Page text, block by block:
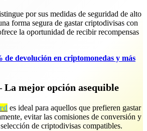
por sus medidas de seguridad de alto
forma segura de gastar criptodivisas con
la oportunidad de recibir recompensas
de devolución en criptomonedas y más
La mejor opción asequible
es ideal para aquellos que prefieren gastar
evitar las comisiones de conversión y
de criptodivisas compatibles.